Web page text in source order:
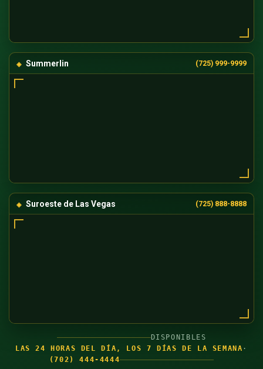
Summerlin (725) 999-9999
Suroeste de Las Vegas (725) 888-8888
DISPONIBLES
LAS 24 HORAS DEL DÍA, LOS 7 DÍAS DE LA SEMANA ·
(702) 444-4444